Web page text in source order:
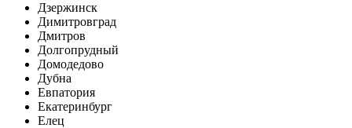
Дзержинск
Димитровград
Дмитров
Долгопрудный
Домодедово
Дубна
Евпатория
Екатеринбург
Елец